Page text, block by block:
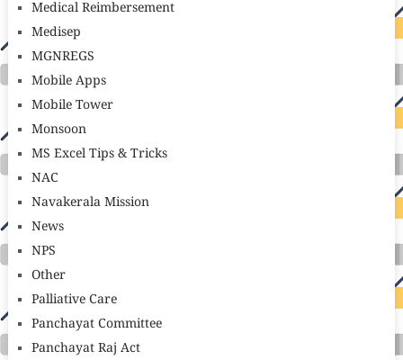
Medical Reimbersement
Medisep
MGNREGS
Mobile Apps
Mobile Tower
Monsoon
MS Excel Tips & Tricks
NAC
Navakerala Mission
News
NPS
Other
Palliative Care
Panchayat Committee
Panchayat Raj Act